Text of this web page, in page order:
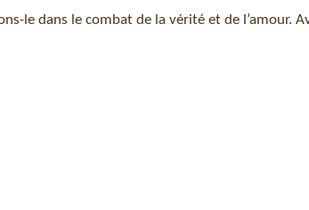
le dans le combat de la vérité et de l’amour.